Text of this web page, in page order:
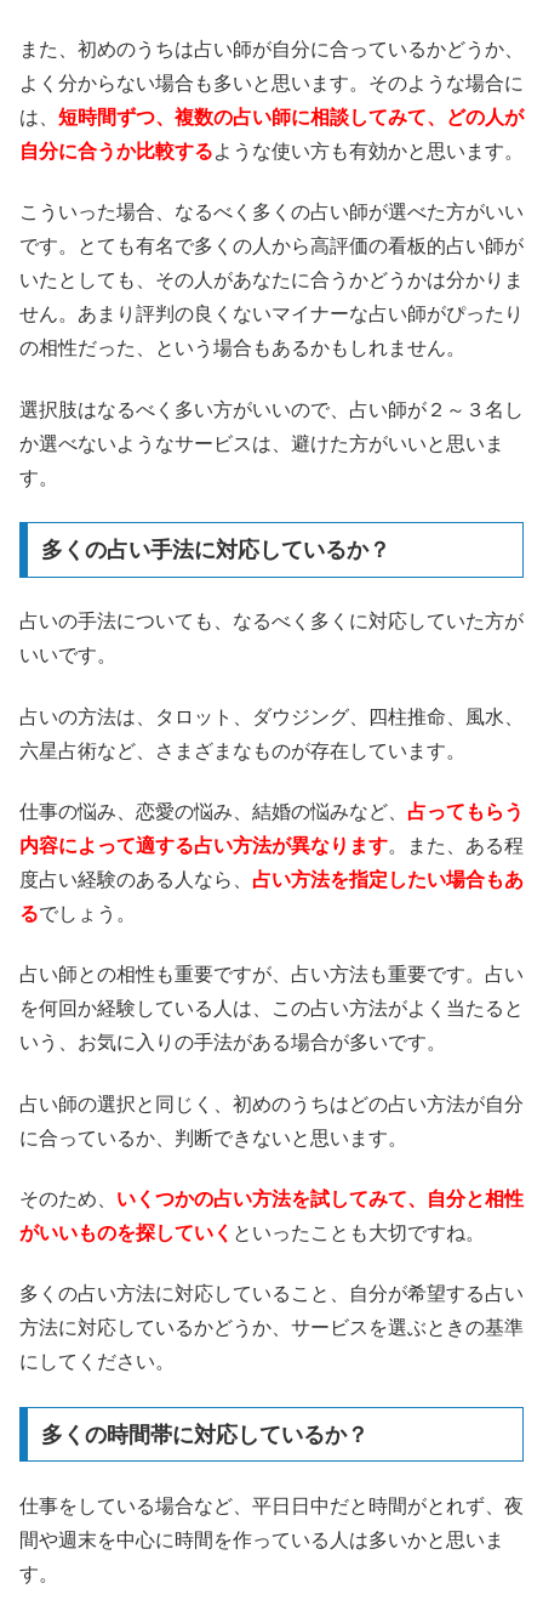
また、初めのうちは占い師が自分に合っているかどうか、
よく分からない場合も多いと思います。そのような場合に
は、 短時間ずつ、複数の占い師に相談してみて、どの人が
自分に合うか比較するような使い方も有効かと思います。
こういった場合、なるべく多くの占い師が選べた方がいい
です。とても有名で多くの人から高評価の看板的占い師が
いたとしても、その人があなたに合うかどうかは分かりま
せん。あまり評判の良くないマイナーな占い師がぴったり
の相性だった、という場合もあるかもしれません。
選択肢はなるべく多い方がいいので、占い師が２～３名し
か選べないようなサービスは、避けた方がいいと思いま
す。
多くの占い手法に対応しているか？
占いの手法についても、なるべく多くに対応していた方が
いいです。
占いの方法は、タロット、ダウジング、四柱推命、風水、
六星占術など、さまざまなものが存在しています。
仕事の悩み、恋愛の悩み、結婚の悩みなど、 占ってもらう
内容によって適する占い方法が異なります。また、ある程
度占い経験のある人なら、 占い方法を指定したい場合もあ
るでしょう。
占い師との相性も重要ですが、占い方法も重要です。占い
を何回か経験している人は、この占い方法がよく当たると
いう、お気に入りの手法がある場合が多いです。
占い師の選択と同じく、初めのうちはどの占い方法が自分
に合っているか、判断できないと思います。
そのため、 いくつかの占い方法を試してみて、自分と相性
がいいものを探していく といったことも大切ですね。
多くの占い方法に対応していること、自分が希望する占い
方法に対応しているかどうか、サービスを選ぶときの基準
にしてください。
多くの時間帯に対応しているか？
仕事をしている場合など、平日日中だと時間がとれず、夜
間や週末を中心に時間を作っている人は多いかと思いま
す。